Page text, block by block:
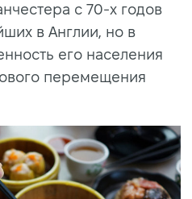
с 70-х годов
в Англии, но в
его населения
перемещения